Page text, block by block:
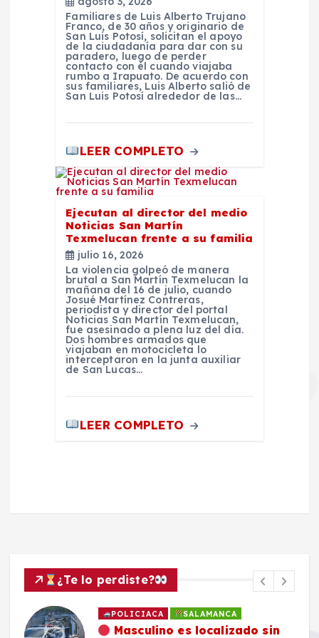
Familiares de Luis Alberto Trujano
Franco, de 30 años y originario de
San Luis Potosí, solicitan el apoyo
de la ciudadanía para dar con su
paradero, luego de perder
contacto con él cuando viajaba
rumbo a Irapuato. De acuerdo con
sus familiares, Luis Alberto salió de
San Luis Potosí alrededor de las…
LEER COMPLETO
Ejecutan al director del medio
Noticias San Martín
Texmelucan frente a su familia
julio 16, 2026
La violencia golpeó de manera
brutal a San Martín Texmelucan la
mañana del 16 de julio, cuando
Josué Martínez Contreras,
periodista y director del portal
Noticias San Martín Texmelucan,
fue asesinado a plena luz del día.
Dos hombres armados que
viajaban en motocicleta lo
interceptaron en la junta auxiliar
de San Lucas…
LEER COMPLETO
¿Te lo perdiste?
POLICIACA SALAMANCA
Masculino es localizado sin